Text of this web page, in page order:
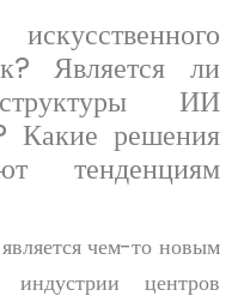
Является ли
ИИ
Какие решения
тенденциям
чем-то новым
центров